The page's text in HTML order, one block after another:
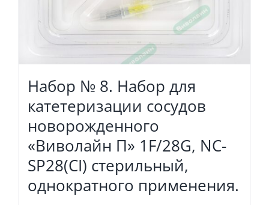
Набор № 8. Набор для
катетеризации сосудов
новорожденного
«Виволайн П» 1F/28G, NC-
SP28(СI) стерильный,
однократного применения.